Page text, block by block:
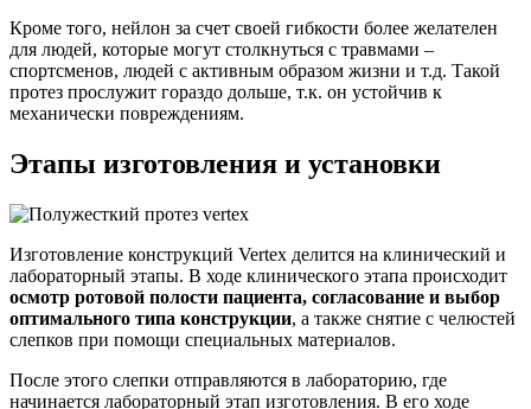
Кроме того, нейлон за счет своей гибкости более желателен
для людей, которые могут столкнуться с травмами –
спортсменов, людей с активным образом жизни и т.д. Такой
протез прослужит гораздо дольше, т.к. он устойчив к
механически повреждениям.
Этапы изготовления и установки
Изготовление конструкций Vertex делится на клинический и
лабораторный этапы. В ходе клинического этапа происходит
осмотр ротовой полости пациента, согласование и выбор
оптимального типа конструкции, а также снятие с челюстей
слепков при помощи специальных материалов.
После этого слепки отправляются в лабораторию, где
начинается лабораторный этап изготовления. В его ходе